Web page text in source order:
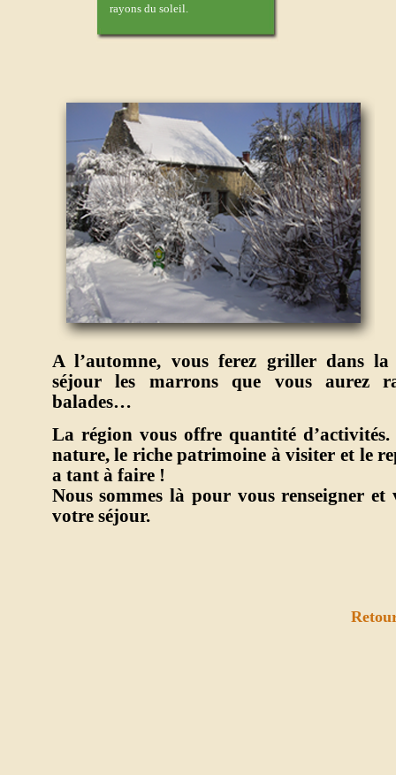
rayons du soleil.
A l’automne, vous ferez griller dans la
séjour les marrons que vous aurez
balades…
La région vous offre quantité
nature, le riche patrimoine à visiter et le
a tant à faire !
Nous sommes là pour vous renseigner
votre séjour.